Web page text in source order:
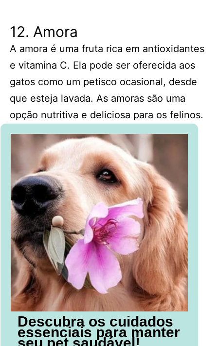
12. Amora
A amora é uma fruta rica em antioxidantes
e vitamina C. Ela pode ser oferecida aos
gatos como um petisco ocasional, desde
que esteja lavada. As amoras são uma
opção nutritiva e deliciosa para os felinos.
Descubra os cuidados
essenciais para manter
seu pet saudável!